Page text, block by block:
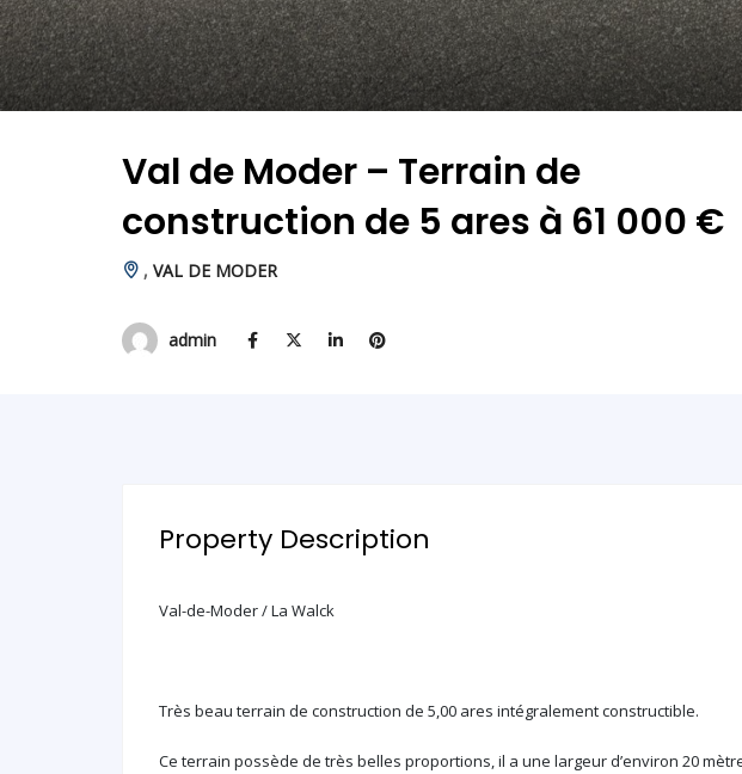
Val de Moder – Terrain de
construction de 5 ares à 61 000 €
,VAL DE MODER
admin
Property Description
Val-de-Moder / La Walck
Très beau terrain de construction de 5,00 ares intégralement constructible.
Ce terrain possède de très belles proportions, il a une largeur d’environ 20